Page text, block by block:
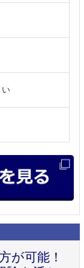
い
が可能！